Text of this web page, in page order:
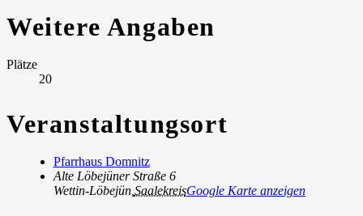
Weitere Angaben
Plätze
20
Veranstaltungsort
Pfarrhaus Domnitz
Alte Löbejüner Straße 6
Wettin-Löbejün, SaalekreisGoogle Karte anzeigen